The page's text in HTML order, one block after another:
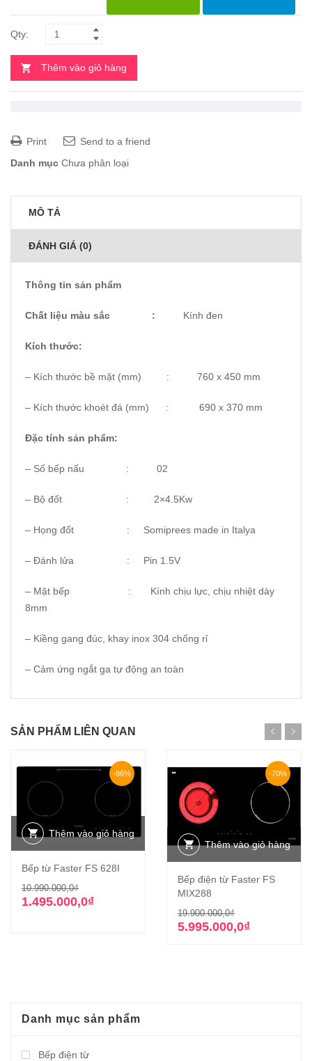
Thêm vào giỏ hàng
Print
Send to a friend
Danh mục Chưa phân loại
MÔ TẢ
ĐÁNH GIÁ (0)
Thông tin sản phẩm
Chất liệu màu sắc : Kính đen
Kích thước:
– Kích thước bề mặt (mm) : 760 x 450 mm
– Kích thước khoét đá (mm) : 690 x 370 mm
Đặc tính sản phẩm:
– Số bếp nấu : 02
– Bộ đốt : 2×4.5Kw
– Họng đốt : Somiprees made in Italya
– Đánh lửa : Pin 1.5V
– Mặt bếp : Kính chịu lực, chịu nhiệt dày
8mm
– Kiềng gang đúc, khay inox 304 chống rỉ
– Cảm ứng ngắt ga tự động an toàn
SẢN PHẨM LIÊN QUAN
-86%
Thêm vào giỏ hàng
Bếp từ Faster FS 628I
10.990.000,0₫Giá
gốc
1.495.000,0₫
Giá
hiện
-70%
Thêm vào giỏ hàng
Bếp điện từ Faster FS
MIX288
19.900.000,0₫Giá
gốc
5.995.000,0₫
Giá
hiện
Danh mục sản phẩm
Bếp điện từ